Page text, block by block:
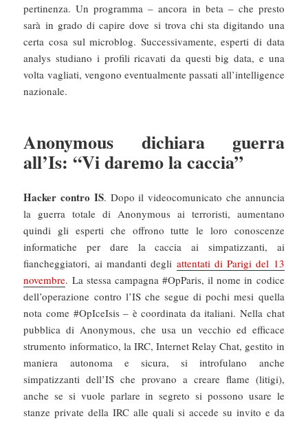
pertinenza. Un programma – ancora in beta – che presto
sarà in grado di capire dove si trova chi sta digitando una
certa cosa sul microblog. Successivamente, esperti di data
analys studiano i profili ricavati da questi big data, e una
volta vagliati, vengono eventualmente passati all’intelligence
nazionale.
Anonymous dichiara guerra
all’Is: “Vi daremo la caccia”
Hacker contro IS. Dopo il videocomunicato che annuncia
la guerra totale di Anonymous ai terroristi, aumentano
quindi gli esperti che offrono tutte le loro conoscenze
informatiche per dare la caccia ai simpatizzanti, ai
fiancheggiatori, ai mandanti degli attentati di Parigi del 13
novembre. La stessa campagna #OpParis, il nome in codice
dell’operazione contro l’IS che segue di pochi mesi quella
nota come #OpIceIsis – è coordinata da italiani. Nella chat
pubblica di Anonymous, che usa un vecchio ed efficace
strumento informatico, la IRC, Internet Relay Chat, gestito in
maniera autonoma e sicura, si introfulano anche
simpatizzanti dell’IS che provano a creare flame (litigi),
anche se si vuole parlare in segreto si possono usare le
stanze private della IRC alle quali si accede su invito e da